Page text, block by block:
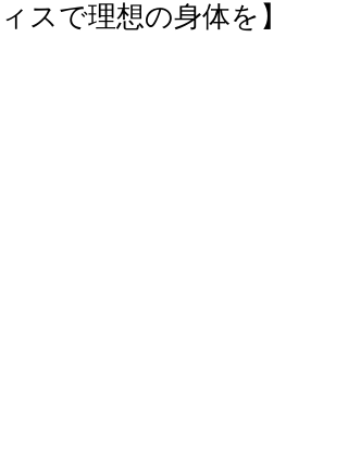
ィスで理想の身体を】